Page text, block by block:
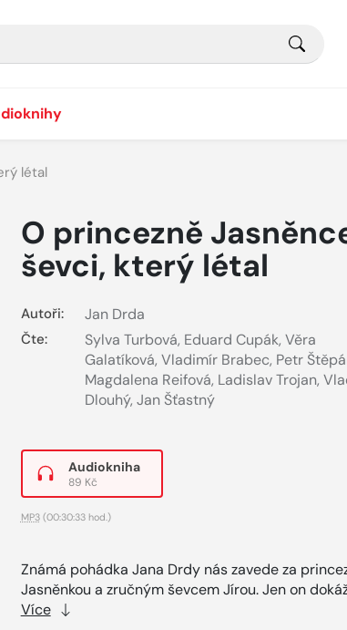
létal
O princezně
ševci, který létal
Autoři: Jan Drda
Čte: Sylva Turbová, Eduard Cupák, Věra
Galatíková, Vladimír Brabec, Petr
Magdalena Reifová, Ladislav Trojan,
Dlouhý, Jan Šťastný
Audiokniha
89 Kč
MP3(00:30:33 hod.)
Známá pohádka Jana Drdy nás zavede za
Jasněnkou a zručným ševcem Jírou. Jen on
Více